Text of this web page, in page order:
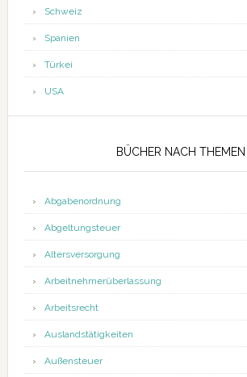
Schweiz
Spanien
Türkei
USA
BÜCHER NACH THEMEN
Abgabenordnung
Abgeltungsteuer
Altersversorgung
Arbeitnehmerüberlassung
Arbeitsrecht
Auslandstätigkeiten
Außensteuer